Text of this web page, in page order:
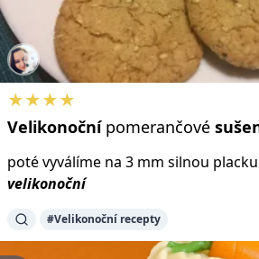
★★★★
Velikonočnípomerančové
poté vyválíme na 3 mm silnou
velikonoční
#Velikonoční recepty